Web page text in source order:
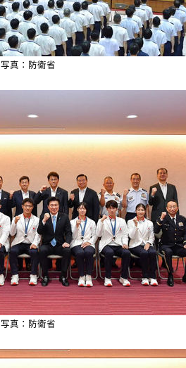
写真：防衛省
写真：防衛省